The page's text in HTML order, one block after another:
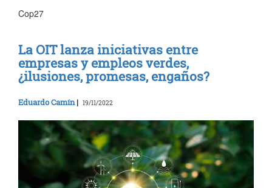
Cop27
La OIT lanza iniciativas entre
empresas y empleos verdes,
¿ilusiones, promesas, engaños?
Eduardo Camín| 19/11/2022